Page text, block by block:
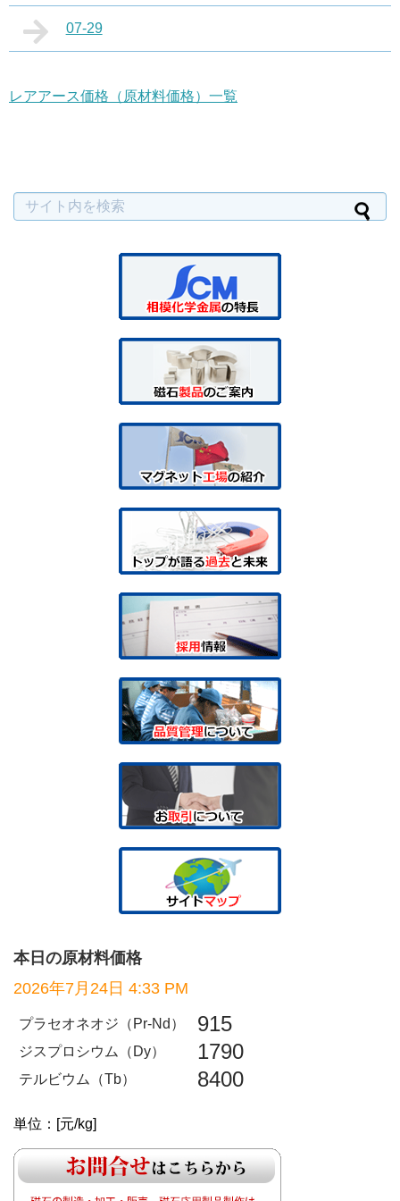
07-29
レアアース価格（原材料価格）一覧
本日の原材料価格
2026年7月24日 4:33 PM
プラセオネオジ（Pr-Nd） 915
ジスプロシウム（Dy） 1790
テルビウム（Tb） 8400
単位：[元/kg]